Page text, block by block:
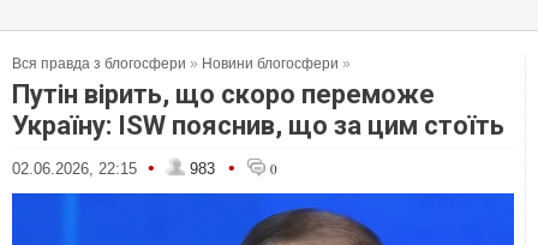
Вся правда з блогосфери » Новини блогосфери »
Путін вірить, що скоро переможе
Україну: ISW пояснив, що за цим стоїть
02.06.2026, 22:15 • 983 • 0